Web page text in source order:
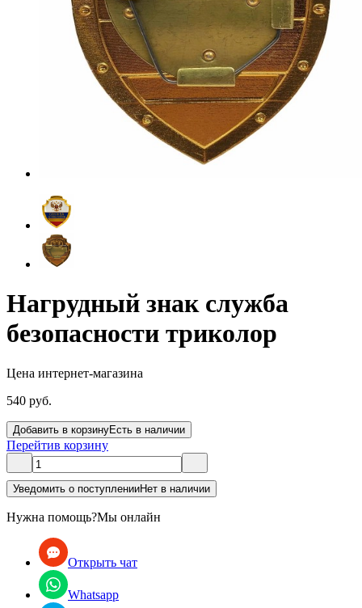
Нагрудный знак служба
безопасности триколор
Цена интернет-магазина
540 руб.
Добавить в корзинуЕсть в наличии
Перейтив корзину
Уведомить о поступленииНет в наличии
Нужна помощь?Мы онлайн
Открыть чат
Whatsapp